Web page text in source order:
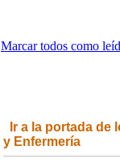
Marcar todos como
Ir a la portada de
y Enfermería